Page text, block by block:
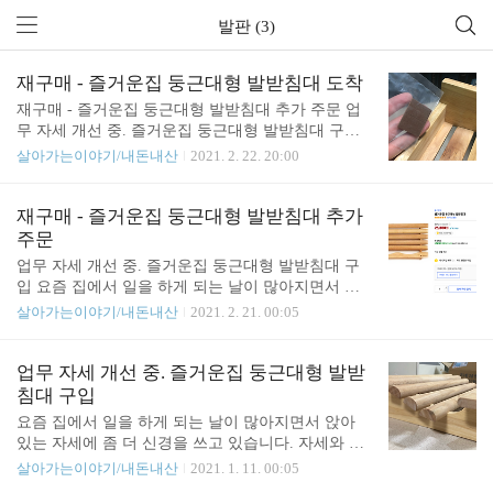
발판 (3)
재구매 - 즐거운집 둥근대형 발받침대 도착
재구매 - 즐거운집 둥근대형 발받침대 추가 주문 업
무 자세 개선 중. 즐거운집 둥근대형 발받침대 구입
요즘 집에서 일을 하게 되는 날이 많아지면서 앉아
난번 로켓 배송으로 주문한 즐거운 집 둥근 대형 발
받침대가 도착했습니다. 두 개 주문해서 두 개 다 도
착했는데 일단 하나만 뜯었습니다. 하나는 사무실에
서 쓸 거라서요. 신기하게도 지난번에 지적했던 바닥
스티커가 다른 거로 바뀌었더군요. 둥근 스티커가 붙
여져 있지 않고 길고 네모난 스티커가 따로 동봉되어
다. 가공하면서 생긴 것으로 보이는 먼지가 좀 있는
데 이건 닦아 내면 될 거 같습니다. 요렇게..
살아가는이야기/내돈내산 2021. 2. 22. 20:00
재구매 - 즐거운집 둥근대형 발받침대 추가
주문
업무 자세 개선 중. 즐거운집 둥근대형 발받침대 구
입 요즘 집에서 일을 하게 되는 날이 많아지면서 앉
아 있는 자세에 좀 더 신경을 쓰고 있습니다. 자세와
지난달에 업무 자세를 교정하면서 발 받침대를 하나
구입했었습니다. 한 달 정도 사용해 보니 바닥에 스
티커가 떨어지는 거 말고는 제품 자체는 마감도 잘
되어 있고 튼튼하고 크기도 적당해서 잘 사용해 왔습
니다. 그래서 추가로 2개를 더 주문했습니다. 쿠팡 구
매 링크: https://coupa.ng/bOwkex (이 링크를 통해 구
살아가는이야기/내돈내산 2021. 2. 21. 00:05
업무 자세 개선 중. 즐거운집 둥근대형 발받
침대 구입
요즘 집에서 일을 하게 되는 날이 많아지면서 앉아
있는 자세에 좀 더 신경을 쓰고 있습니다. 자세와 관
련된 아이템들도 몇 가지 구입을 했고요. 지난번 글
살아가는이야기/내돈내산 2021. 1. 11. 00:05